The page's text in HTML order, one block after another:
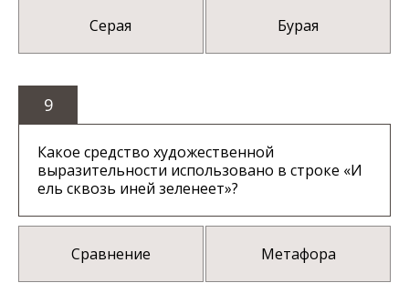
Серая Бурая
9
Какое средство художественной
выразительности использовано в строке «И
ель сквозь иней зеленеет»?
Сравнение Метафора